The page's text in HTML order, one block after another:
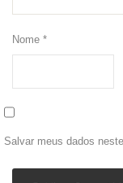
Nome *
Salvar meus dados